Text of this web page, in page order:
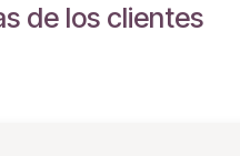
de los clientes